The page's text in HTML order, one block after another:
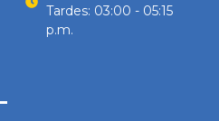
Tardes: 03:00 - 05:15
p.m.